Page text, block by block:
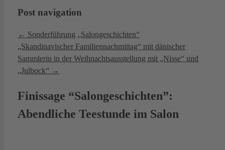
Post navigation
← Sonderführung „Salongeschichten“
„Skandinavischer Familiennachmittag“ mit dänischer
Sammlerin in der Weihnachtsausstellung mit „Nisse“ und
„Julbock“ →
Finissage “Salongeschichten”:
Abendliche Teestunde im Salon